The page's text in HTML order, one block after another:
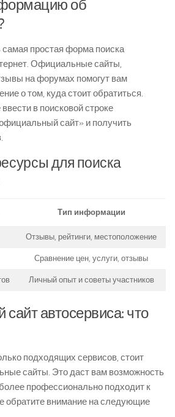
об
простая форма поиска
Официальные сайты,
на форумах помогут вам
о том, куда стоит обратиться.
в поисковой строке
сайт» и получить
для поиска
Тип информации
Отзывы, рейтинги, местоположение
Сравнение цен, услуги, отзывы
Личный опыт и советы участников
автосервиса: что
подходящих сервисов, стоит
сайты. Это даст вам возможность
профессионально подходит к
обратите внимание на следующие